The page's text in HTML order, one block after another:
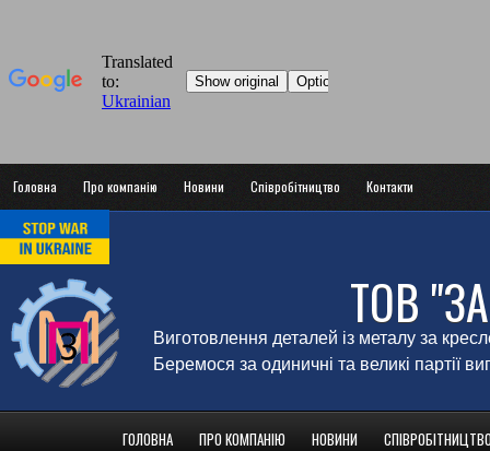
Головна Про компанію Новини Співробітництво Контакти
ТОВ
Виготовлення деталей із металу за
Беремося за одиничні та великі партії
ГОЛОВНА ПРО КОМПАНІЮ НОВИНИ